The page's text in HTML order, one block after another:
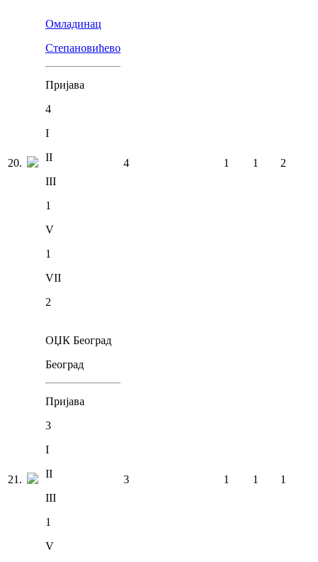
20.
Омладинац
Степановићево
Пријава
4
I
II
III
1
V
1
VII
2
4 1 1 2
21 .
ОЏК Београд
Београд
Пријава
3
I
II
III
1
V
3 1 1 1